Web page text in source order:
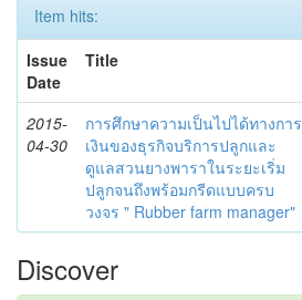
Item hits:
Issue
Date
Title
2015-
04-30
การศึกษาความเป็นไปได้ทางการ
เงินของธุรกิจบริการปลูกและ
ดูแลสวนยางพาราในระยะเริ่ม
ปลูกจนถึงพร้อมกรีดแบบครบ
วงจร " Rubber farm manager"
Discover